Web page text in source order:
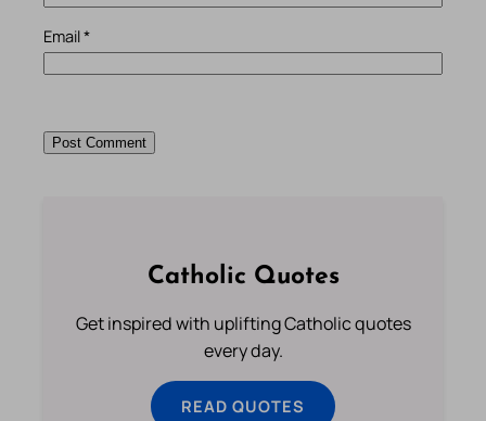
Email*
Catholic Quotes
Get inspired with uplifting Catholic quotes
every day.
READ QUOTES